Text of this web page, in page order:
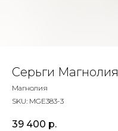
Серьги Магнолия
Магнолия
SKU: MGE383-3
39 400 р.